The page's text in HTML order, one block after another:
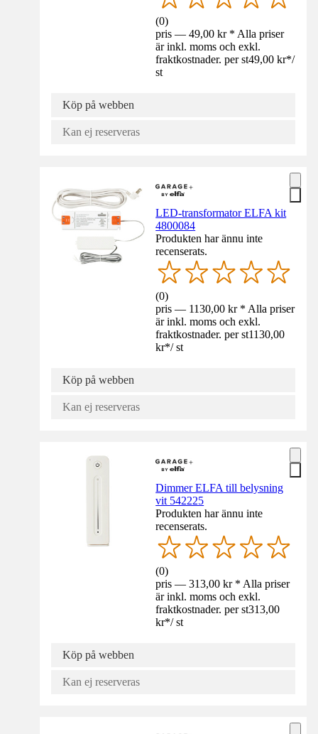
(0)
pris — 49,00 kr * Alla priser
är inkl. moms och exkl.
fraktkostnader. per st49,00 kr*/
st
Köp på webben
Kan ej reserveras
LED-transformator ELFA kit
4800084
Produkten har ännu inte
recenserats.
(0)
pris — 1130,00 kr * Alla priser
är inkl. moms och exkl.
fraktkostnader. per st1130,00
kr*/ st
Köp på webben
Kan ej reserveras
Dimmer ELFA till belysning
vit 542225
Produkten har ännu inte
recenserats.
(0)
pris — 313,00 kr * Alla priser
är inkl. moms och exkl.
fraktkostnader. per st313,00
kr*/ st
Köp på webben
Kan ej reserveras